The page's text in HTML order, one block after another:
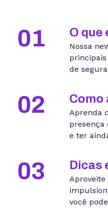
01 O que
Nossa
de
02 Como
Aprenda
presença
e ter
03 Dicas
você